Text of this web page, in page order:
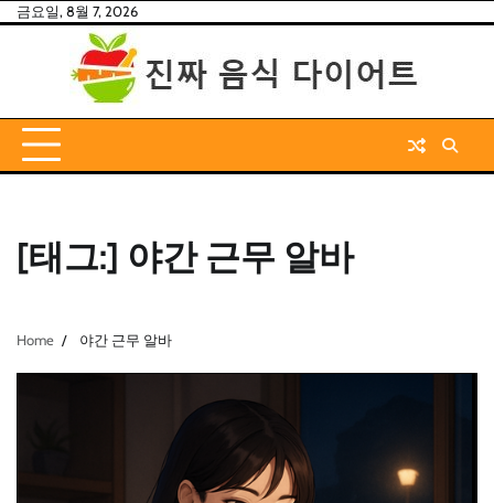
Skip금요일, 8월 7, 2026
[태그:] 야간 근무 알바
Home 야간 근무 알바